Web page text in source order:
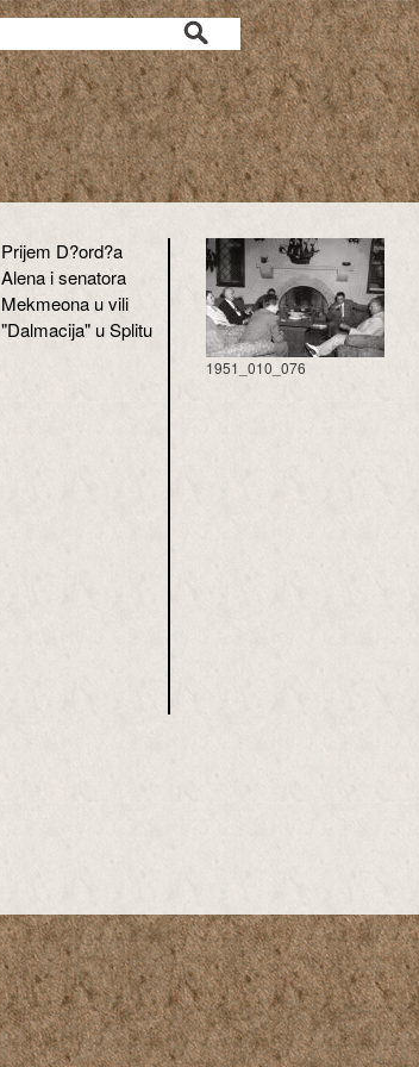
Prijem D?ord?a
Alena i senatora
Mekmeona u vili
"Dalmacija" u Splitu
1951_010_076